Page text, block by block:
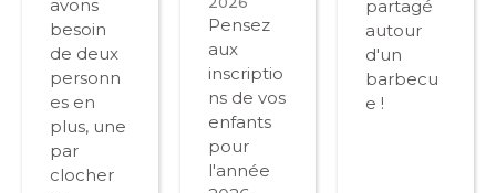
avons
besoin
de deux
personn
es en
plus, une
par
clocher
Pensez
aux
inscriptio
ns de vos
enfants
pour
l'année
partagé
autour
d'un
barbecu
e !